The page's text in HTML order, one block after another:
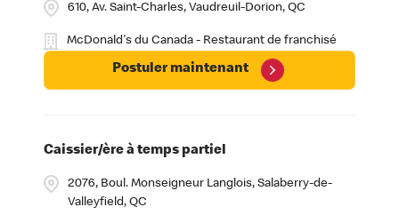
610, Av. Saint-Charles, Vaudreuil-Dorion, QC
McDonald's du Canada - Restaurant de franchisé
Postuler maintenant
Caissier/ère à temps partiel
2076, Boul. Monseigneur Langlois, Salaberry-de-
Valleyfield, QC